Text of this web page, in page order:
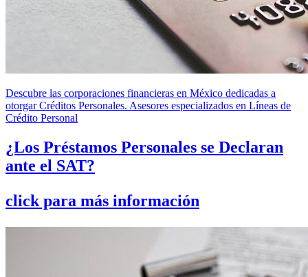
Descubre las corporaciones financieras en México dedicadas a
otorgar Créditos Personales. Asesores especializados en Líneas de
Crédito Personal
¿Los Préstamos Personales se Declaran
ante el SAT?
click para más información